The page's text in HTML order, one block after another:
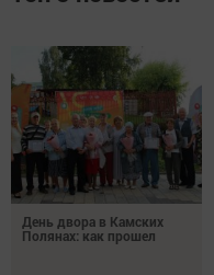
День двора в Камских
Полянах: как прошел